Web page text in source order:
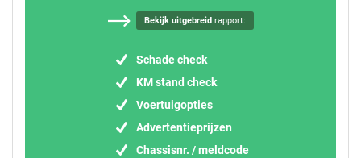
Bekijk uitgebreidrapport:
Schade check
KM stand check
Voertuigopties
Advertentieprijzen
Chassisnr. / meldcode